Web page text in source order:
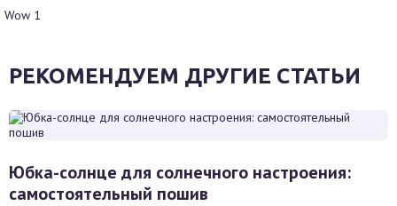
Wow 1
РЕКОМЕНДУЕМ ДРУГИЕ СТАТЬИ
Юбка-солнце для солнечного настроения:
самостоятельный пошив